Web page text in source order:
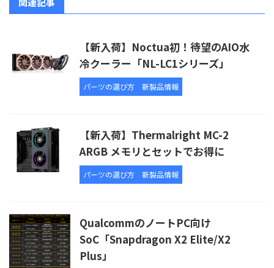
【新入荷】Noctua初！待望のAIO水
冷クーラー「NL-LC1シリーズ」
パーツの選び方 新製品情報
【新入荷】Thermalright MC-2
ARGB メモリとセットでお得に
パーツの選び方 新製品情報
QualcommのノートPC向け
SoC「Snapdragon X2 Elite/X2
Plus」